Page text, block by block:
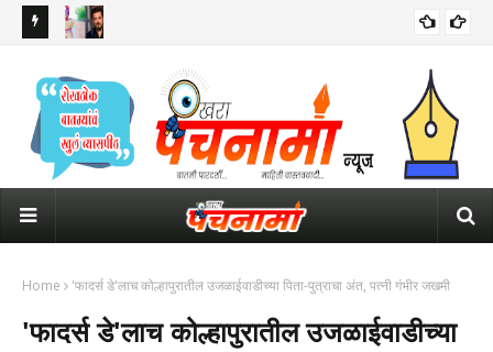
Home 'फादर्स डे'लाच कोल्हापुरातील उजळाईवाडीच्या पिता-पुत्राचा अंत, पत्नी गंभीर जखमी
'फादर्स डे'लाच कोल्हापुरातील उजळाईवाडीच्या